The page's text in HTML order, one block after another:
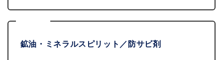
鉱油・ミネラルスピリット／防サビ剤